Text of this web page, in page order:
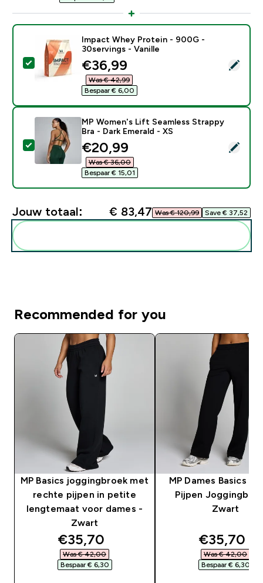
Selecteer dit product - Impact Whey Protein - 900G
Impact Whey Protein - 900G -
30servings - Vanille
discounted price
€36,99‎
Was € 42,99‎
Bespaar € 6,00‎
Selecteer dit product - MP Women's Lift Seamless
MP Women's Lift Seamless Strappy
Bra - Dark Emerald - XS
discounted price
€20,99‎
Was € 36,00‎
Bespaar € 15,01‎
Jouw totaal: € 83,47‎ Was € 120,99‎ Save € 37,52‎
Recommended for you
MP Basics joggingbroek met
rechte pijpen in petite
lengtemaat voor dames -
Zwart
discounted price
€35,70‎
Was € 42,00‎
Bespaar € 6,30‎
MP Dames Basics
Pijpen
Zwart
€35,70‎
Was € 42,00‎
Bespaar € 6,30‎